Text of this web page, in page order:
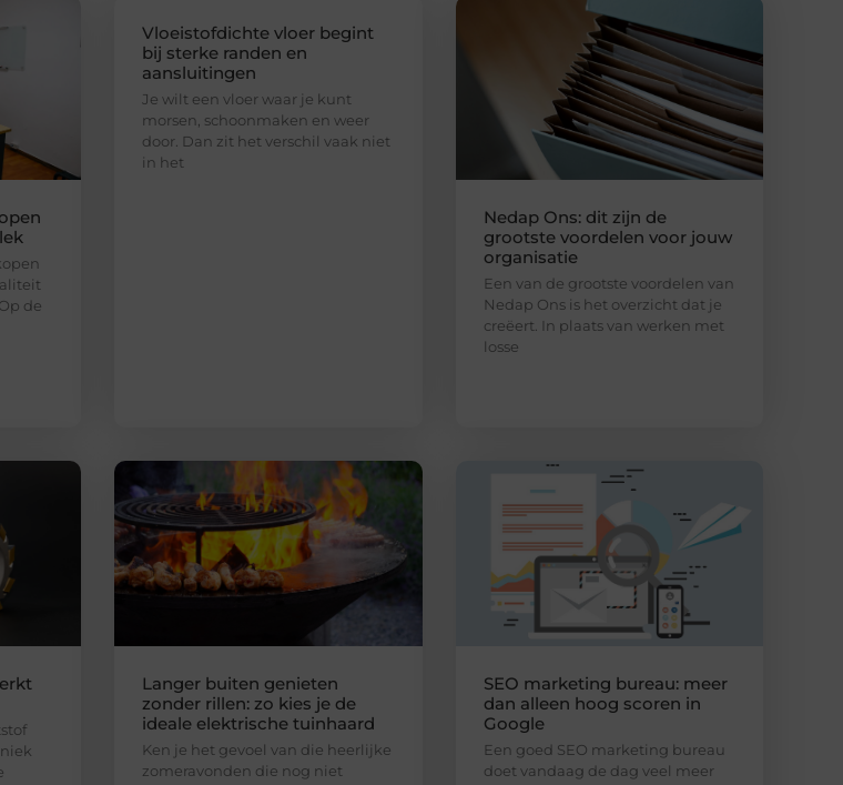
de
Vloeistofdichte vloer begint
bij sterke randen en
aansluitingen
Je wilt een vloer waar je kunt
morsen, schoonmaken en weer
door. Dan zit het verschil vaak niet
in het
Nedap Ons: dit zijn de
grootste voordelen voor jouw
organisatie
Een van de grootste voordelen van
Nedap Ons is het overzicht dat je
creëert. In plaats van werken met
losse
Langer buiten genieten
zonder rillen: zo kies je de
ideale elektrische tuinhaard
Ken je het gevoel van die heerlijke
zomeravonden die nog niet
SEO marketing bureau: meer
dan alleen hoog scoren in
Google
Een goed SEO marketing bureau
doet vandaag de dag veel meer